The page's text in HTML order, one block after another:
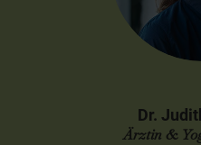
Dr.
Ärztin &